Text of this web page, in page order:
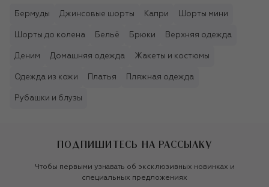
Бермуды Джинсовые шорты Капри Шорты мини
Шорты до колена Бельё Брюки Верхняя одежда
Деним Домашняя одежда Жакеты и костюмы
Одежда из кожи Платья Пляжная одежда
Рубашки и блузы
ПОДПИШИТЕСЬ НА РАССЫЛКУ
Чтобы первыми узнавать об эксклюзивных новинках и
специальных предложениях